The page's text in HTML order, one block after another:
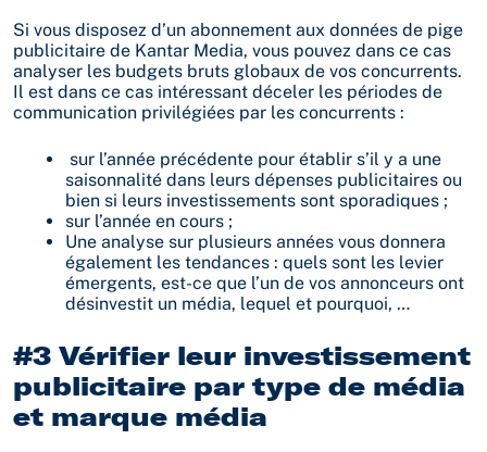
Si vous disposez d’un abonnement aux données de pige
publicitaire de Kantar Media, vous pouvez dans ce cas
analyser les budgets bruts globaux de vos concurrents.
Il est dans ce cas intéressant déceler les périodes de
communication privilégiées par les concurrents :
sur l’année précédente pour établir s’il y a une
saisonnalité dans leurs dépenses publicitaires ou
bien si leurs investissements sont sporadiques ;
sur l’année en cours ;
Une analyse sur plusieurs années vous donnera
également les tendances : quels sont les levier
émergents, est-ce que l’un de vos annonceurs ont
désinvestit un média, lequel et pourquoi, …
#3 Vérifier leur investissement
publicitaire par type de média
et marque média